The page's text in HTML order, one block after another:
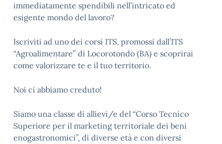
immediatamente spendibili nell’intricato ed
esigente mondo del lavoro?
Iscriviti ad uno dei corsi ITS, promossi dall’ITS
“Agroalimentare” di Locorotondo (BA) e scoprirai
come valorizzare te e il tuo territorio.
Noi ci abbiamo creduto!
Siamo una classe di allievi/e del “Corso Tecnico
Superiore per il marketing territoriale dei beni
enogastronomici”, di diverse età e con diversi